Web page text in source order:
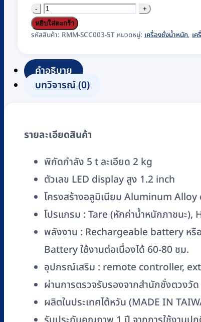
จำนวน
เครื่อง
ชั่ง
Crane
Scale
รุ่น
33
(พิกัด
5
t
/
kg)
ชิ้น
หยิบใส่ตะกร้า
รหัสสินค้า: RMM-SCC003-5T หมวดหมู่: เครื่องชั่งน้ำหนัก, เค
คำอธิบาย
บทวิจารณ์ (0)
รายละเอียดสินค้า
พิกัดกำลัง 5 t ละเอียด 2 kg
ตัวเลข LED display สูง 1.2 inch
โครงสร้างอลูมิเนียม Aluminum Alloy
โปรแกรม : Tare (หักค่าน้ำหนักภาชนะ),
พลังงาน : Rechargeable battery หรื
Battery ใช้งานต่อเนื่องได้ 60-80 ชม.
อุปกรณ์เสริม : remote controller,
ผ่านการตรวจรับรองจากสำนักชั่งตวงวัด
ผลิตในประเทศไต้หวัน (MADE IN